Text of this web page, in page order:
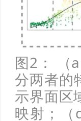
图2： （
分两者的
示界面区
映射；（